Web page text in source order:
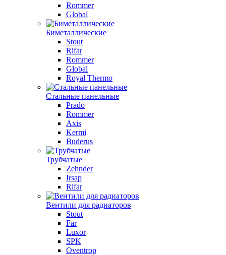
Rommer
Global
Биметаллические
Stout
Rifar
Rommer
Global
Royal Thermo
Стальные панельные
Prado
Rommer
Axis
Kermi
Buderus
Трубчатые
Zehnder
Irsap
Rifar
Вентили для радиаторов
Stout
Far
Luxor
SPK
Oventrop